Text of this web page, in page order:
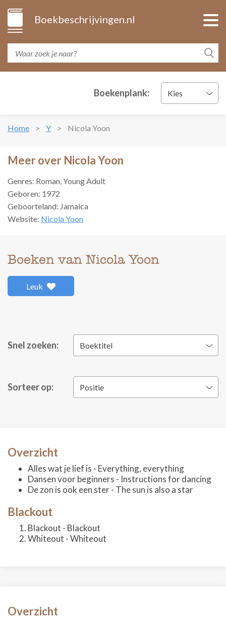
Boekbeschrijvingen.nl
Boekenplank: Kies
Home Y Nicola Yoon
Meer over Nicola Yoon
Genres: Roman, Young Adult
Geboren: 1972
Geboorteland: Jamaica
Website: Nicola Yoon
Boeken van Nicola Yoon
Leuk
Snel zoeken: Boektitel
Sorteer op: Positie
Overzicht
Alles wat je lief is - Everything, everything
Dansen voor beginners - Instructions for dancing
De zon is ook een ster - The sun is also a star
Blackout
Blackout - Blackout
Whiteout - Whiteout
Overzicht